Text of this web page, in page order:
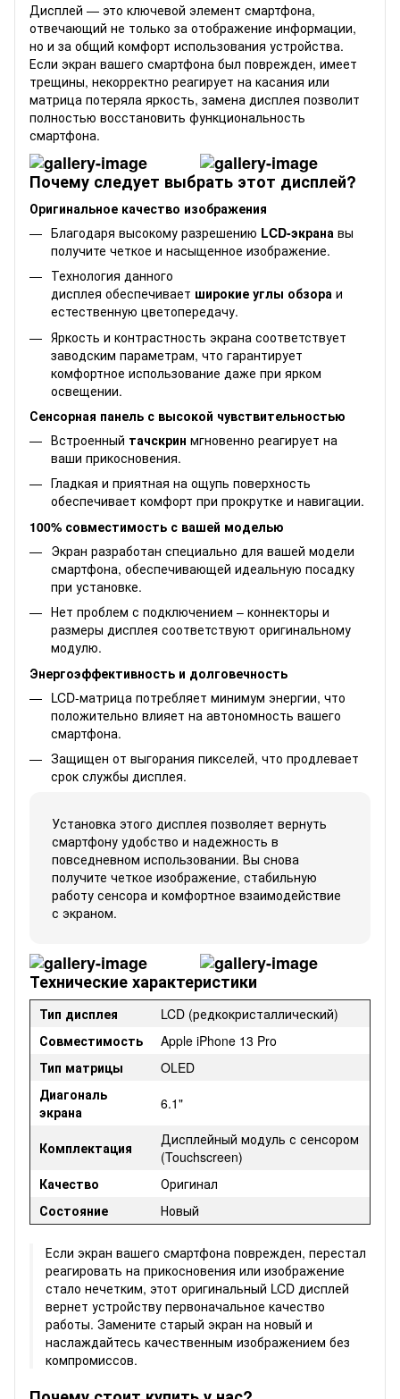
Дисплей — это ключевой элемент смартфона,
отвечающий не только за отображение информации,
но и за общий комфорт использования устройства.
Если экран вашего смартфона был поврежден, имеет
трещины, некорректно реагирует на касания или
матрица потеряла яркость, замена дисплея позволит
полностью восстановить функциональность
смартфона.
Почему следует выбрать этот дисплей?
Оригинальное качество изображения
Благодаря высокому разрешению LCD-экрана вы
получите четкое и насыщенное изображение.
Технология данного
дисплея обеспечивает широкие углы обзора и
естественную цветопередачу.
Яркость и контрастность экрана соответствует
заводским параметрам, что гарантирует
комфортное использование даже при ярком
освещении.
Сенсорная панель с высокой чувствительностью
Встроенный тачскрин мгновенно реагирует на
ваши прикосновения.
Гладкая и приятная на ощупь поверхность
обеспечивает комфорт при прокрутке и навигации.
100% совместимость с вашей моделью
Экран разработан специально для вашей модели
смартфона, обеспечивающей идеальную посадку
при установке.
Нет проблем с подключением – коннекторы и
размеры дисплея соответствуют оригинальному
модулю.
Энергоэффективность и долговечность
LCD-матрица потребляет минимум энергии, что
положительно влияет на автономность вашего
смартфона.
Защищен от выгорания пикселей, что продлевает
срок службы дисплея.
Установка этого дисплея позволяет вернуть
смартфону удобство и надежность в
повседневном использовании. Вы снова
получите четкое изображение, стабильную
работу сенсора и комфортное взаимодействие
с экраном.
Технические характеристики
Тип дисплея
LCD (редкокристаллический)
Совместимость
Apple iPhone 13 Pro
Тип матрицы
OLED
Диагональ
экрана
6.1"
Комплектация
Дисплейный модуль с сенсором
(Touchscreen)
Качество
Оригинал
Состояние
Новый
Если экран вашего смартфона поврежден, перестал
реагировать на прикосновения или изображение
стало нечетким, этот оригинальный LCD дисплей
вернет устройству первоначальное качество
работы. Замените старый экран на новый и
наслаждайтесь качественным изображением без
компромиссов.